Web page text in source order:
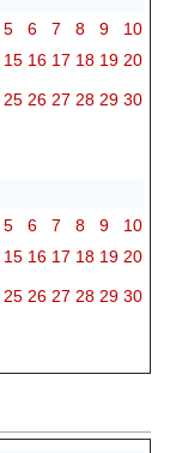
5 6 7 8 9
10
15 16 17 18 19 20
25 26 27 28 29 30
5 6 7 8 9
10
15 16 17 18 19 20
25 26 27 28 29 30